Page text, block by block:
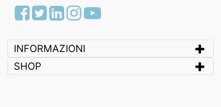
Facebook
TwitterLinkedInInstagram
Youtube
INFORMAZIONI
SHOP